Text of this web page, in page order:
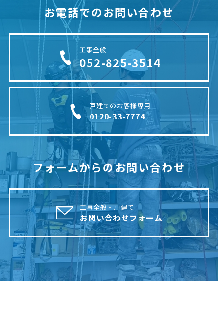
お電話でのお問い合わせ
工事全般
052-825-3514
戸建てのお客様専用
0120-33-7774
フォームからのお問い合わせ
工事全般・戸建て
お問い合わせフォーム